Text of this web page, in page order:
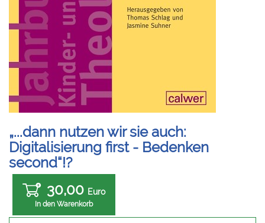
„...dann nutzen wir sie auch:
Digitalisierung first - Bedenken
second“!?
30,00 Euro
In den Warenkorb